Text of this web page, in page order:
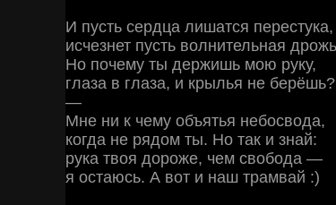
И пусть сердца лишатся перестука,
исчезнет пусть волнительная
Но почему ты держишь мою руку,
глаза в глаза, и крылья не берёшь?
—
Мне ни к чему объятья небосвода,
когда не рядом ты. Но так и знай:
рука твоя дороже, чем свобода —
я остаюсь. А вот и наш трамвай :)